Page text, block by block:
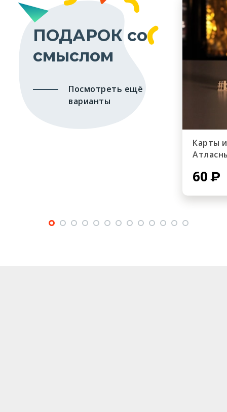
ПОДАРОК со
смыслом
Посмотреть ещё
варианты
Карты
60